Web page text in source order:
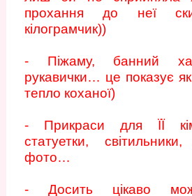
прохання до неї
кілограмчик))
- Піжаму, банний
рукавички… це показує
тепло коханої)
- Прикраси для ЇЇ
статуетки,
фото…
- Досить цікаво